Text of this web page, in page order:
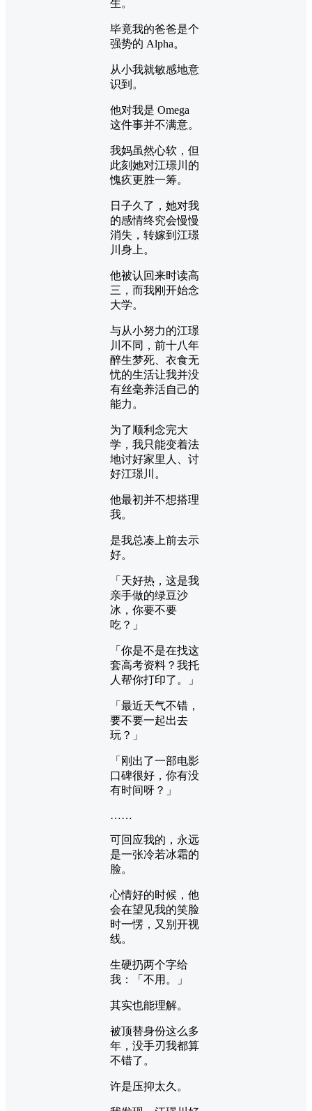
生。
毕竟我的爸爸是个
强势的 Alpha。
从小我就敏感地意
识到。
他对我是 Omega
这件事并不满意。
我妈虽然心软，但
此刻她对江璟川的
愧疚更胜一筹。
日子久了，她对我
的感情终究会慢慢
消失，转嫁到江璟
川身上。
他被认回来时读高
三，而我刚开始念
大学。
与从小努力的江璟
川不同，前十八年
醉生梦死、衣食无
忧的生活让我并没
有丝毫养活自己的
能力。
为了顺利念完大
学，我只能变着法
地讨好家里人、讨
好江璟川。
他最初并不想搭理
我。
是我总凑上前去示
好。
「天好热，这是我
亲手做的绿豆沙
冰，你要不要
吃？」
「你是不是在找这
套高考资料？我托
人帮你打印了。」
「最近天气不错，
要不要一起出去
玩？」
「刚出了一部电影
口碑很好，你有没
有时间呀？」
……
可回应我的，永远
是一张冷若冰霜的
脸。
心情好的时候，他
会在望见我的笑脸
时一愣，又别开视
线。
生硬扔两个字给
我：「不用。」
其实也能理解。
被顶替身份这么多
年，没手刃我都算
不错了。
许是压抑太久。